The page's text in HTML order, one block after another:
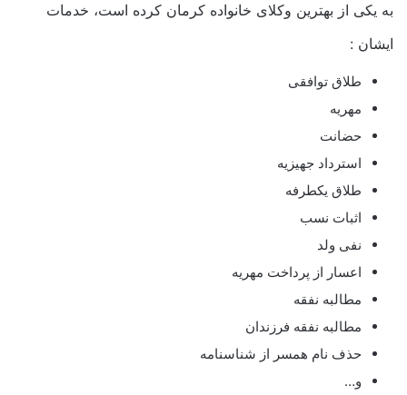
به یکی از بهترین وکلای خانواده کرمان کرده است، خدمات
ایشان :
طلاق توافقی
مهریه
حضانت
استرداد جهیزیه
طلاق یکطرفه
اثبات نسب
نفی ولد
اعسار از پرداخت مهریه
مطالبه نفقه
مطالبه نفقه فرزندان
حذف نام همسر از شناسنامه
و…